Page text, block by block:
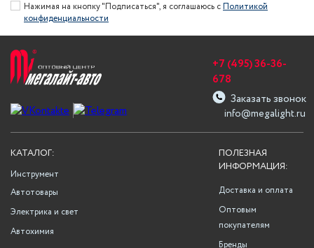
Нажимая на кнопку "Подписаться", я соглашаюсь сПолитикой
конфиденциальности
info@megalight.ru
+7 (495) 36-36-
678
Заказать звонок
ПОЛЕЗНАЯ
ИНФОРМАЦИЯ:
Доставка и оплата
Оптовым
покупателям
Бренды
КАТАЛОГ:
Инструмент
Автотовары
Электрика и свет
Автохимия